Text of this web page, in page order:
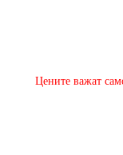
​Цените важат